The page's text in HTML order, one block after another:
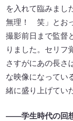
を入れて臨みまし
無理！ 笑」とお
撮影前日まで監督
りました。セリフ
さすがにあの長さ
な映像になってい
緒に盛り上げてい
――学生時代の回